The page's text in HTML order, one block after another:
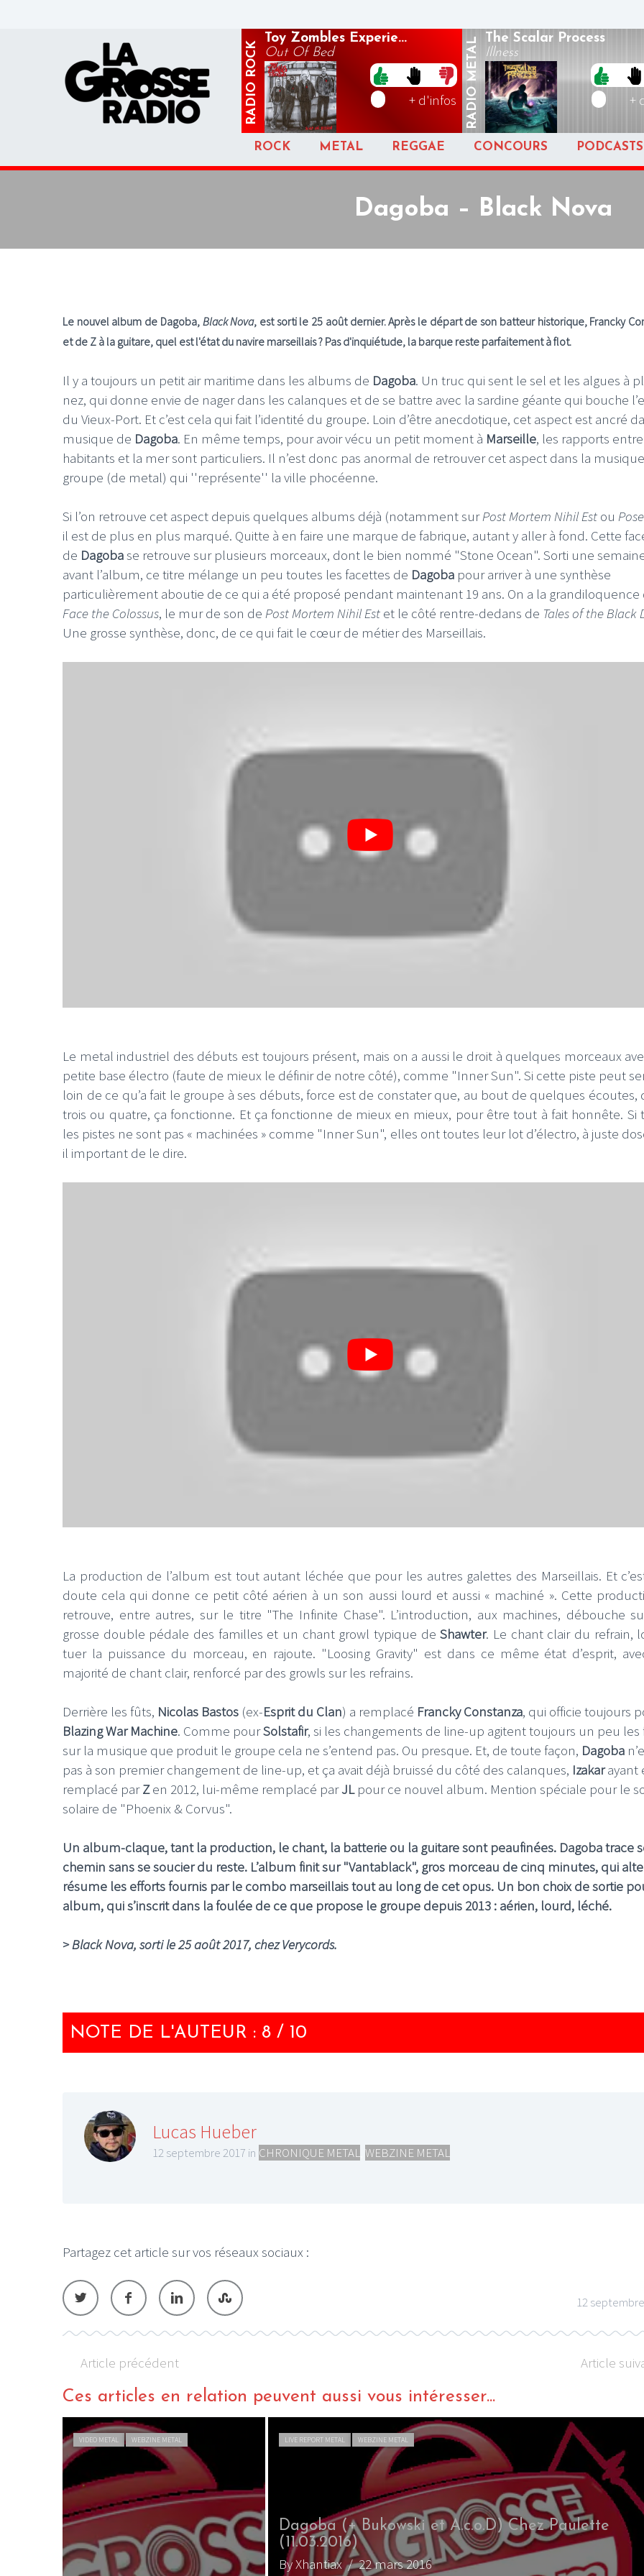
RADIO
ROCK
Toy Zombles Experie...
Out Of Bed
+ d'infos RADIO
METAL
The Scalar Process
Illness
+
ROCK METAL REGGAE CONCOURS PODCASTS
Dagoba – Black Nova
Le nouvel album de Dagoba, Black Nova, est sorti le 25 août dernier. Après le départ de son batteur historique, Francky
et de Z à la guitare, quel est l'état du navire marseillais ? Pas d'inquiétude, la barque reste parfaitement à flot.
Il y a toujours un petit air maritime dans les albums de Dagoba. Un truc qui sent le sel et les algues à
nez, qui donne envie de nager dans les calanques et de se battre avec la sardine géante qui bouche
du Vieux-Port. Et c’est cela qui fait l’identité du groupe. Loin d’être anecdotique, cet aspect est ancré
musique de Dagoba. En même temps, pour avoir vécu un petit moment à Marseille, les rapports
habitants et la mer sont particuliers. Il n’est donc pas anormal de retrouver cet aspect dans la
groupe (de metal) qui ''représente'' la ville phocéenne.
Si l’on retrouve cet aspect depuis quelques albums déjà (notamment surPost Mortem Nihil Est ou
il est de plus en plus marqué. Quitte à en faire une marque de fabrique, autant y aller à fond. Cette
de Dagobase retrouve sur plusieurs morceaux, dont le bien nommé "Stone Ocean". Sorti une
avant l’album, ce titre mélange un peu toutes les facettes de Dagoba pour arriver à une synthèse
particulièrement aboutie de ce qui a été proposé pendant maintenant 19 ans. On a la grandiloquence
Face the Colossus, le mur de son de Post Mortem Nihil Est et le côté rentre-dedans de Tales of the Black
Une grosse synthèse, donc, de ce qui fait le cœur de métier des Marseillais.
Le metal industriel des débuts est toujours présent, mais on a aussi le droit à quelques morceaux
petite base électro (faute de mieux le définir de notre côté), comme "Inner Sun". Si cette piste peut
loin de ce qu’a fait le groupe à ses débuts, force est de constater que, au bout de quelques écoutes,
trois ou quatre, ça fonctionne. Et ça fonctionne de mieux en mieux, pour être tout à fait honnête. Si
les pistes ne sont pas « machinées » comme "Inner Sun", elles ont toutes leur lot d’électro, à juste
il important de le dire.
La production de l’album est tout autant léchée que pour les autres galettes des Marseillais. Et
doute cela qui donne ce petit côté aérien à un son aussi lourd et aussi « machiné ». Cette
retrouve, entre autres, sur le titre "The Infinite Chase". L’introduction, aux machines, débouche
grosse double pédale des familles et un chant growl typique deShawter. Le chant clair du refrain,
tuer la puissance du morceau, en rajoute. "Loosing Gravity" est dans ce même état d’esprit,
majorité de chant clair, renforcé par des growls sur les refrains.
Derrière les fûts, Nicolas Bastos (ex-Esprit du Clan) a remplacé Francky Constanza, qui officie toujours
Blazing War Machine. Comme pourSolstafir, si les changements de line-up agitent toujours un peu les
sur la musique que produit le groupe cela ne s’entend pas. Ou presque. Et, de toute façon, Dagoba
pas à son premier changement de line-up, et ça avait déjà bruissé du côté des calanques, Izakarayant
remplacé parZen 2012, lui-même remplacé parJL pour ce nouvel album. Mention spéciale pour le
solaire de "Phoenix & Corvus".
Un album-claque, tant la production, le chant, la batterie ou la guitare sont peaufinées. Dagoba trace
chemin sans se soucier du reste. L’album finit sur "Vantablack", gros morceau de cinq minutes, qui
résume les efforts fournis par le combo marseillais tout au long de cet opus. Un bon choix de sortie
album, qui s’inscrit dans la foulée de ce que propose le groupe depuis 2013 : aérien, lourd, léché.
> Black Nova, sorti le 25 août 2017, chez Verycords.
NOTE DE L'AUTEUR : 8 / 10
Lucas Hueber
12 septembre 2017 in CHRONIQUE METAL WEBZINE METAL
Partagez cet article sur vos réseaux sociaux :
12
Article précédent Article
Ces articles en relation peuvent aussi vous intéresser...
VIDEO METAL WEBZINE METAL LIVE REPORT METAL WEBZINE METAL
Dagoba (+ Bukowski et A.c.o.D) Chez Paulette
(11.03.2016)
By Xhantiax/ 22 mars 2016
LE GROS RIFFIFI
LE GROS RIFFIFI –
Christmas Riffifi 2025 !!!
LE GROS RIFFIFI –
The Covers !!!